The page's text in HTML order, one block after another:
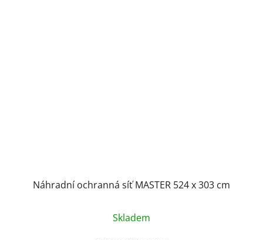
Náhradní ochranná síť MASTER 524 x 303 cm
Skladem